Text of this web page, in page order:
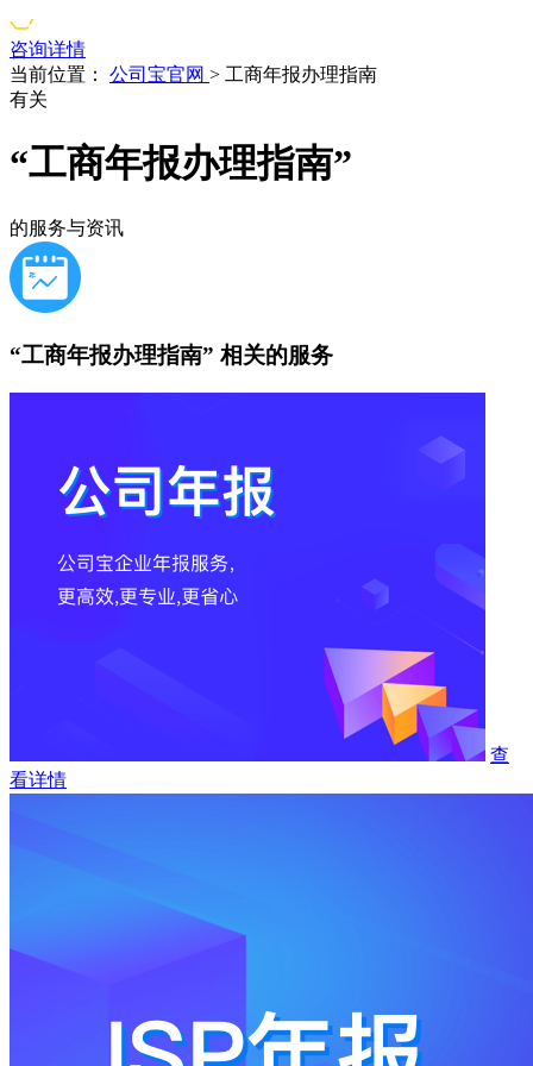
咨询详情
当前位置：
公司宝官网 > 工商年报办理指南
有关
“工商年报办理指南”
的服务与资讯
“工商年报办理指南” 相关的服务
查
看详情